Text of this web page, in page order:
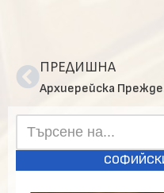
ПРЕДИШНА